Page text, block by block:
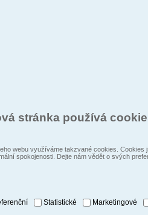
stránka používá
webu využíváme takzvané cookies.
spokojenosti. Dejte nám vědět o svých
Statistické Marketingové